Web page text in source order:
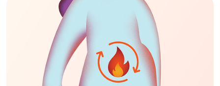
strategier for et bæredygtigt vægttab.